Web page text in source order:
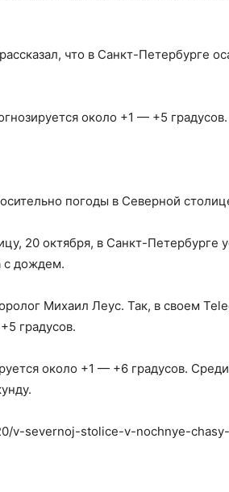
что в Санкт-Петербурге
около +1 — +5 градусов.
погоды в Северной
20 октября, в Санкт-Петербурге
с дождем.
Михаил Леус. Так, в своем
градусов.
около +1 — +6 градусов.
v-severnoj-stolice-v-nochnye-